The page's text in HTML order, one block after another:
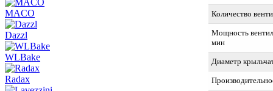
Количество
Мощность
мин
Диаметр
MACO
Dazzl
WLBake
Radax